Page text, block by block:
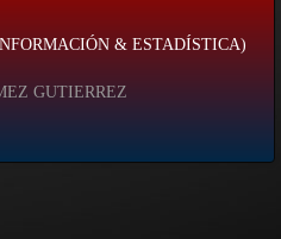
& ESTADÍSTICA)
GUTIERREZ